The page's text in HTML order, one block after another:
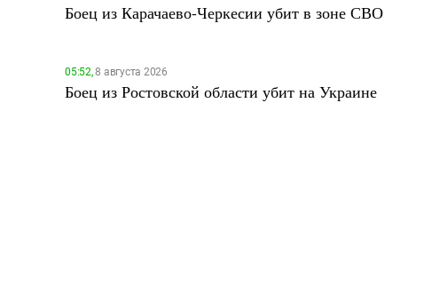
Боец из Карачаево-Черкесии убит в зоне СВО
05:52,8 августа 2026
Боец из Ростовской области убит на Украине